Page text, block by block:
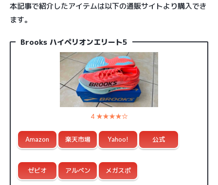
本記事で紹介したアイテムは以下の通販サイトより購入でき
ます。
Brooks ハイペリオンエリート5
4 ★★★★☆
Amazon 楽天市場 Yahoo! 公式
ゼビオ アルペン メガスポ